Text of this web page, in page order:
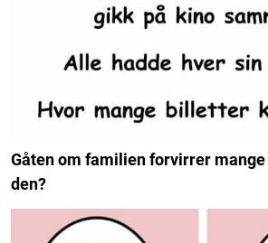
Gåten om familien forvirrer mange
den?